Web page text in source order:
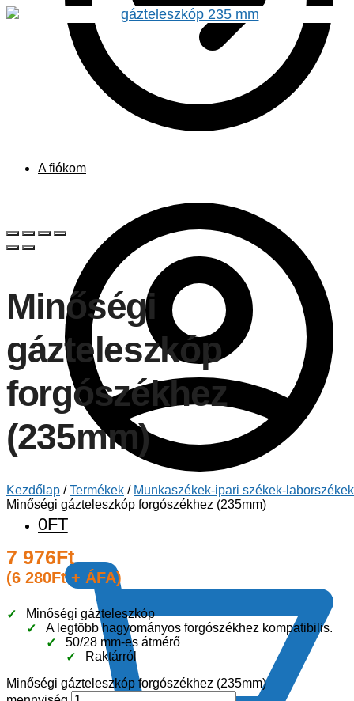
A fiókom
0FT
Minőségi
gázteleszkóp
forgószékhez
(235mm)
Kezdőlap /Termékek / Munkaszékek-ipari székek-laborszékek
Minőségi gázteleszkóp forgószékhez (235mm)
7 976Ft
(6 280Ft+ ÁFA)
Minőségi gázteleszkóp
A legtöbb hagyományos forgószékhez kompatibilis.
50/28 mm-es átmérő
Raktárról
Minőségi gázteleszkóp forgószékhez (235mm)